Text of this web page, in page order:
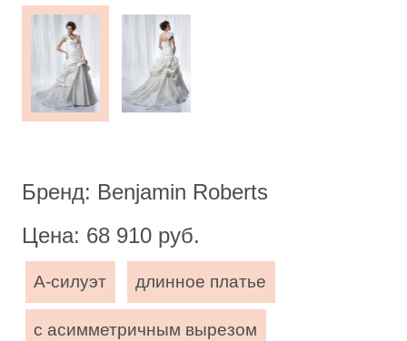
Бренд: Benjamin Roberts
Цена: 68 910 руб.
А-силуэт длинное платье
с асимметричным вырезом